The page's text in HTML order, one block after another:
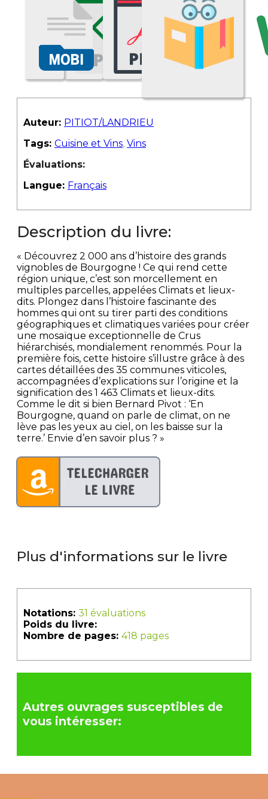
Auteur: PITIOT/LANDRIEU
Tags: Cuisine et Vins, Vins
Évaluations:
Langue: Français
Description du livre:
« Découvrez 2 000 ans d’histoire des grands
vignobles de Bourgogne ! Ce qui rend cette
région unique, c’est son morcellement en
multiples parcelles, appelées Climats et lieux-
dits. Plongez dans l’histoire fascinante des
hommes qui ont su tirer parti des conditions
géographiques et climatiques variées pour créer
une mosaïque exceptionnelle de Crus
hiérarchisés, mondialement renommés. Pour la
première fois, cette histoire s’illustre grâce à des
cartes détaillées des 35 communes viticoles,
accompagnées d’explications sur l’origine et la
signification des 1 463 Climats et lieux-dits.
Comme le dit si bien Bernard Pivot : ‘En
Bourgogne, quand on parle de climat, on ne
lève pas les yeux au ciel, on les baisse sur la
terre.’ Envie d’en savoir plus ? »
Plus d'informations sur le livre
Notations: 31 évaluations
Poids du livre:
Nombre de pages: 418 pages
Autres ouvrages susceptibles de
vous intéresser: